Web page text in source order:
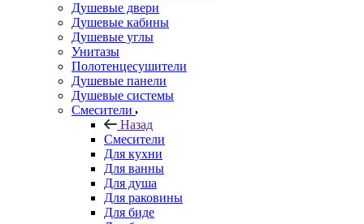
Душевые двери
Душевые кабины
Душевые углы
Унитазы
Полотенцесушители
Душевые панели
Душевые системы
Смесители
Назад
Смесители
Для кухни
Для ванны
Для душа
Для раковины
Для биде